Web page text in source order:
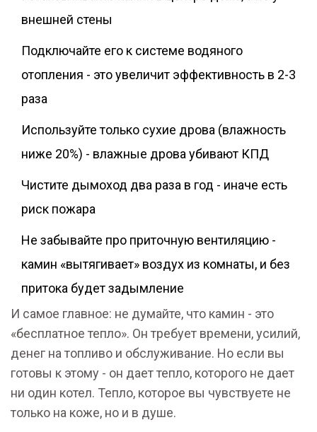
внешней стены
Подключайте его к системе водяного
отопления - это увеличит эффективность в 2-3
раза
Используйте только сухие дрова (влажность
ниже 20%) - влажные дрова убивают КПД
Чистите дымоход два раза в год - иначе есть
риск пожара
Не забывайте про приточную вентиляцию -
камин «вытягивает» воздух из комнаты, и без
притока будет задымление
И самое главное: не думайте, что камин - это
«бесплатное тепло». Он требует времени, усилий,
денег на топливо и обслуживание. Но если вы
готовы к этому - он дает тепло, которого не дает
ни один котел. Тепло, которое вы чувствуете не
только на коже, но и в душе.